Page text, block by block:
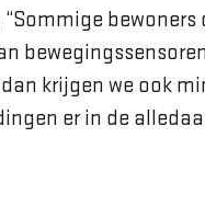
“Sommige
krijgen we ook
er in de